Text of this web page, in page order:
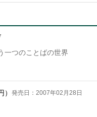
一つのことばの世界
） 発売日：2007年02月28日